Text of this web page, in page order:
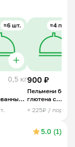
≈6 шт.
0,5 кг
с
≈4 порц.
900 ₽
Пельмени без
глютена с
курицей
≈ 225₽ / порц.
5.0 (1)